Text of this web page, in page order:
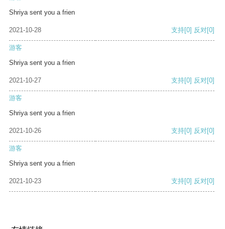
Shriya sent you a frien
2021-10-28 支持[0] 反对[0]
游客
Shriya sent you a frien
2021-10-27 支持[0] 反对[0]
游客
Shriya sent you a frien
2021-10-26 支持[0] 反对[0]
游客
Shriya sent you a frien
2021-10-23 支持[0] 反对[0]